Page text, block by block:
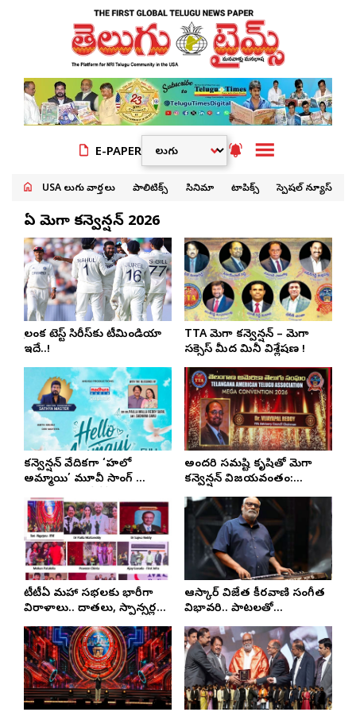
E-PAPER
USA తెలుగు వార్తలు పాలిటిక్స్ సినిమా టాపిక్స్ స్పెషల్ న్యూస్
టీటీఏ మెగా కన్వెన్షన్ 2026
శ్రీలంక టెస్ట్ సిరీస్‌కు టీమిండియా
ఇదే..!
TTA మెగా కన్వెన్షన్ – మెగా
సక్సెస్ మీద మినీ విశ్లేషణ !
కన్వెన్షన్ వేదికగా ‘హలో
అమ్మాయి’ మూవీ సాంగ్
ఆవిష్కరణ.. టీటీఏకు
కృతజ్ఞతలు తెలిపిన
చిత్రబృందం!
అందరి సమష్టి కృషితో మెగా
కన్వెన్షన్ విజయవంతం:
విజయ్‌పాల్ రెడ్డి
టీటీఏ మహా సభలకు భారీగా
విరాళాలు.. దాతలు, స్పాన్సర్లను
ఘనంగా సన్మానించిన టీటీఏ
ఆస్కార్ విజేత కీరవాణి సంగీత
విభావరి.. పాటలతో
మంత్రముగ్ధులైన ఎన్నారైలు